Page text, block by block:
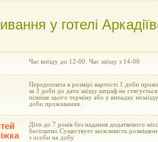
у готелі
Час виїзду до 12-00. Час заїзду з 14-00
Передоплата в розмірі вартості 1 доби
за 3 доби до дати заїзду штраф не
пізніше цього терміну або у випадку
доби проживання.
Діти до 7 років без надання додаткового
бесплатно.Существует можливість
з особи на добу